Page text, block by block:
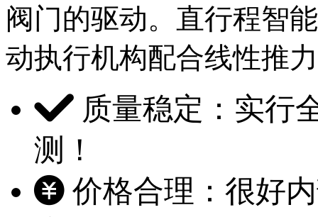
阀门的驱动。直行程
动执行机构配合线性推力
质量稳定：实行
测！
价格合理：很好